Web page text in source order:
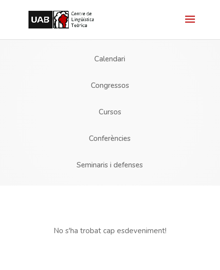
Calendari
Congressos
Cursos
Conferències
Seminaris i defenses
No s'ha trobat cap esdeveniment!